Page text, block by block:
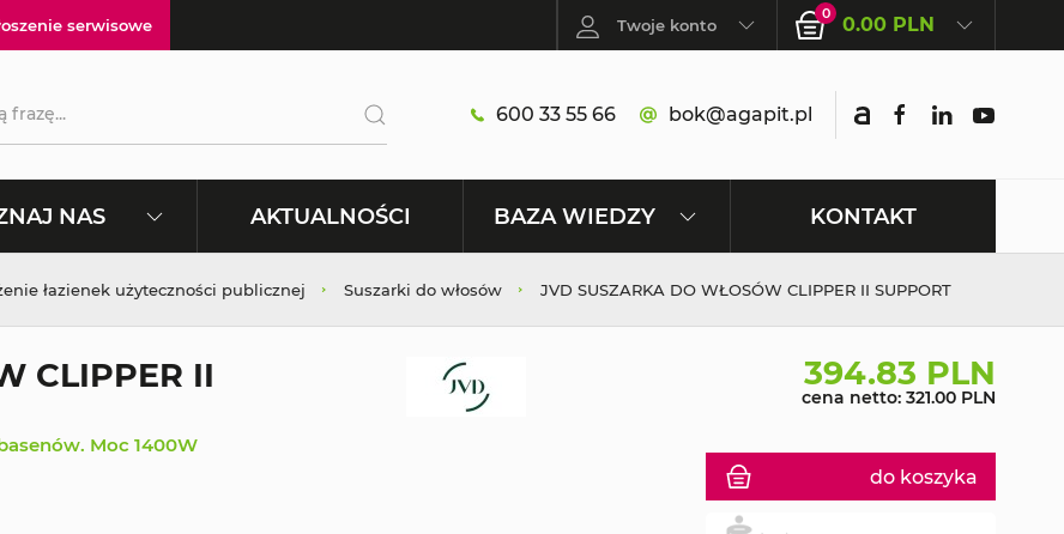
serwisowe Twoje konto
0 0.00 PLN
600 33 55 66 bok@agapit.pl
NAS AKTUALNOŚCI BAZA WIEDZY KONTAKT
łazienek użyteczności publicznej Suszarki do włosów JVD SUSZARKA DO WŁOSÓW CLIPPER II SUPPORT
CLIPPER II
Moc 1400W
394.83 PLN
cena netto: 321.00 PLN
do koszyka